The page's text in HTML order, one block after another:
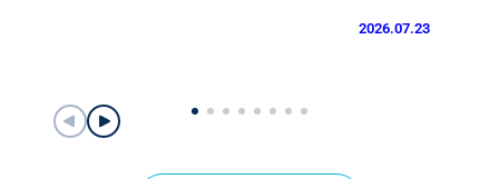
2026.07.23